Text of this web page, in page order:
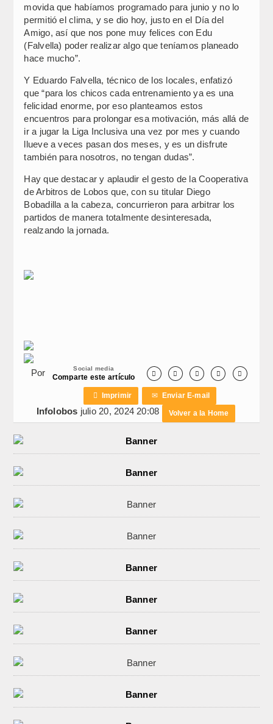
movida que habíamos programado para junio y no lo
permitió el clima, y se dio hoy, justo en el Día del
Amigo, así que nos pone muy felices con Edu
(Falvella) poder realizar algo que teníamos planeado
hace mucho”.
Y Eduardo Falvella, técnico de los locales, enfatizó
que “para los chicos cada entrenamiento ya es una
felicidad enorme, por eso planteamos estos
encuentros para prolongar esa motivación, más allá de
ir a jugar la Liga Inclusiva una vez por mes y cuando
llueve a veces pasan dos meses, y es un disfrute
también para nosotros, no tengan dudas”.
Hay que destacar y aplaudir el gesto de la Cooperativa
de Arbitros de Lobos que, con su titular Diego
Bobadilla a la cabeza, concurrieron para arbitrar los
partidos de manera totalmente desinteresada,
realzando la jornada.
Social media
Comparte este artículo     
 Imprimir ✉ Enviar E-mail
Por
Infolobos julio 20, 2024 20:08 Volver a la Home